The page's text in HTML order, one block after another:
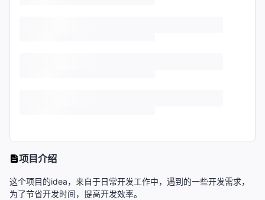
项目介绍
这个项目的idea，来自于日常开发工作中，遇到的一些开发需求，
为了节省开发时间，提高开发效率。